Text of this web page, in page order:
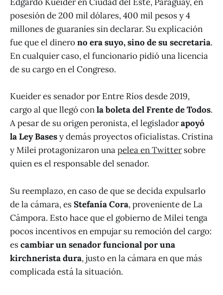
posesión de 200 mil dólares, 400 mil pesos y 4
millones de guaraníes sin declarar. Su explicación
fue que el dinerono era suyo, sino de su secretaria.
En cualquier caso, el funcionario pidió una licencia
de su cargo en el Congreso.
Kueider es senador por Entre Ríos desde 2019,
cargo al que llegó conla boleta del Frente de Todos.
A pesar de su origen peronista, el legisladorapoyó
la Ley Basesy demás proyectos oficialistas. Cristina
y Milei protagonizaron unapelea en Twittersobre
quien es el responsable del senador.
Su reemplazo, en caso de que se decida expulsarlo
de la cámara, esStefanía Cora, proveniente de La
Cámpora. Esto hace que el gobierno de Milei tenga
pocos incentivos en empujar su remoción del cargo:
escambiar un senador funcional por una
kirchnerista dura, justo en la cámara en que más
complicada está la situación.